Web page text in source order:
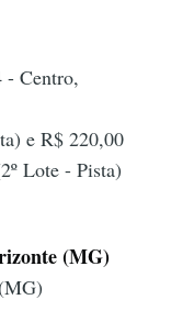
- Centro,
e R$ 220,00
Lote - Pista)
(MG)